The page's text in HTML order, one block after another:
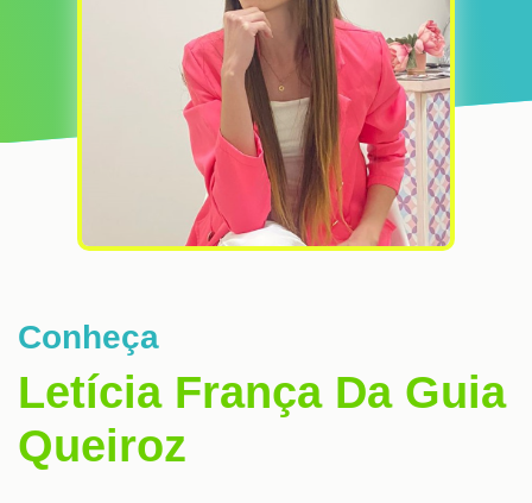
Conheça
Letícia França Da Guia
Queiroz